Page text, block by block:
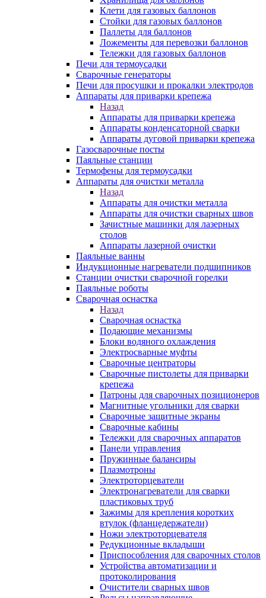
Клети для газовых баллонов
Стойки для газовых баллонов
Паллеты для баллонов
Ложементы для перевозки баллонов
Тележки для газовых баллонов
Печи для термоусадки
Сварочные генераторы
Печи для просушки и прокалки электродов
Аппараты для приварки крепежа
Назад
Аппараты для приварки крепежа
Аппараты конденсаторной сварки
Аппараты дуговой приварки крепежа
Газосварочные посты
Паяльные станции
Термофены для термоусадки
Аппараты для очистки металла
Назад
Аппараты для очистки металла
Аппараты для очистки сварных швов
Зачистные машинки для лазерных
столов
Аппараты лазерной очистки
Паяльные ванны
Индукционные нагреватели подшипников
Станции очистки сварочной горелки
Паяльные роботы
Сварочная оснастка
Назад
Сварочная оснастка
Подающие механизмы
Блоки водяного охлаждения
Электросварные муфты
Сварочные центраторы
Сварочные пистолеты для приварки
крепежа
Патроны для сварочных позиционеров
Магнитные угольники для сварки
Сварочные защитные экраны
Сварочные кабины
Тележки для сварочных аппаратов
Панели управления
Пружинные балансиры
Плазмотроны
Электроторцеватели
Электронагреватели для сварки
пластиковых труб
Зажимы для крепления коротких
втулок (фланцедержатели)
Ножи электроторцевателя
Редукционные вкладыши
Приспособления для сварочных столов
Устройства автоматизации и
протоколирования
Очистители сварных швов